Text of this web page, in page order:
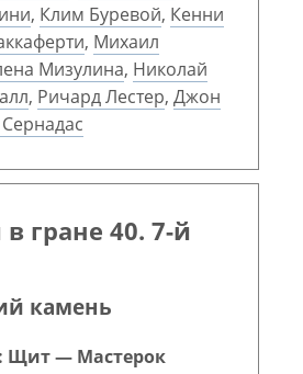
, Клим Буревой, Кенни
, Михаил
Мизулина, Николай
, Ричард Лестер, Джон
гране 40. 7-й
камень
Щит — Мастерок